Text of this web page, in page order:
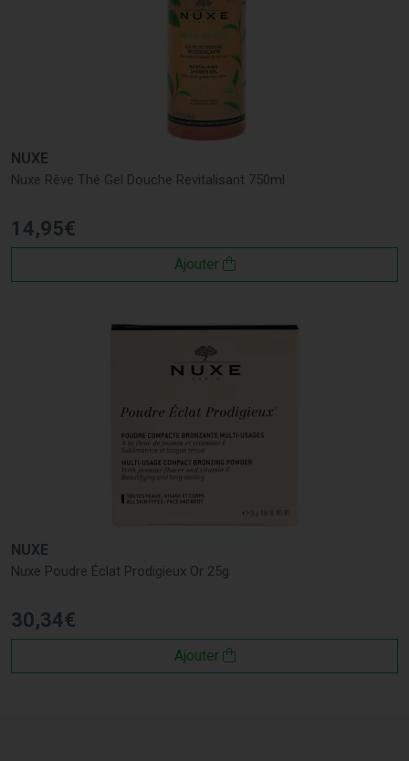
NUXE
Nuxe Rêve Thé Gel Douche Revitalisant 750ml
14,95€
Ajouter
NUXE
Nuxe Poudre Éclat Prodigieux Or 25g
30,34€
Ajouter